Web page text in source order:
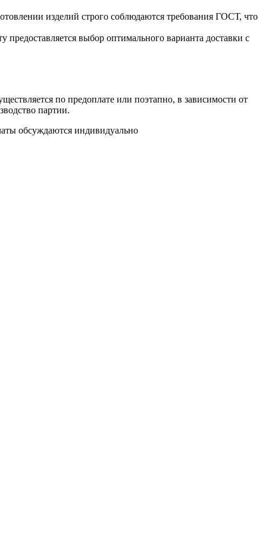
изделий строго соблюдаются требования ГОСТ, что
выбор оптимального варианта доставки с
по предоплате или поэтапно, в зависимости от
партии.
обсуждаются индивидуально